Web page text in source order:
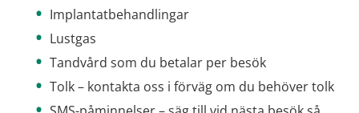
Implantatbehandlingar
Lustgas
Tandvård som du betalar per besök
Tolk – kontakta oss i förväg om du behöver tolk